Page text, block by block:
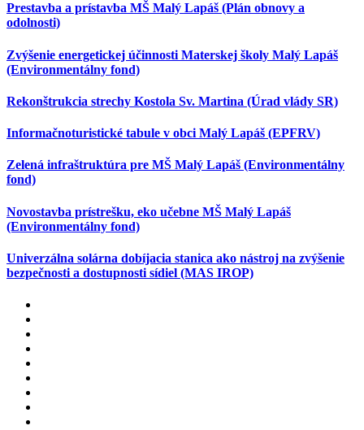
Prestavba a prístavba MŠ Malý Lapáš (Plán obnovy a
odolnosti)
Zvýšenie energetickej účinnosti Materskej školy Malý Lapáš
(Environmentálny fond)
Rekonštrukcia strechy Kostola Sv. Martina (Úrad vlády SR)
Informačnoturistické tabule v obci Malý Lapáš (EPFRV)
Zelená infraštruktúra pre MŠ Malý Lapáš (Environmentálny
fond)
Novostavba prístrešku, eko učebne MŠ Malý Lapáš
(Environmentálny fond)
Univerzálna solárna dobíjacia stanica ako nástroj na zvýšenie
bezpečnosti a dostupnosti sídiel (MAS IROP)